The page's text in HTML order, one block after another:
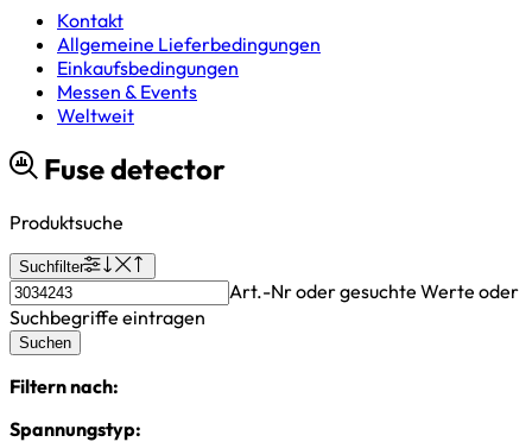
Kontakt
Allgemeine Lieferbedingungen
Einkaufsbedingungen
Messen & Events
Weltweit
Fuse detector
Produktsuche
Suchfilter
Art.-Nr oder gesuchte Werte oder
Suchbegriffe eintragen
Suchen
Filtern nach:
Spannungstyp: